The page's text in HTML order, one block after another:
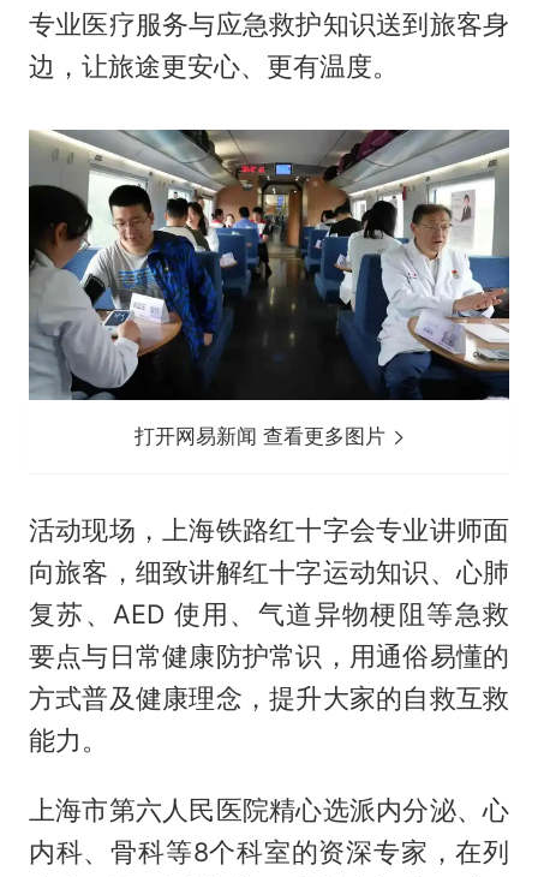
专业医疗服务与应急救护知识送到旅客身
边，让旅途更安心、更有温度。
打开网易新闻 查看更多图片
活动现场，上海铁路红十字会专业讲师面
向旅客，细致讲解红十字运动知识、心肺
复苏、AED 使用、气道异物梗阻等急救
要点与日常健康防护常识，用通俗易懂的
方式普及健康理念，提升大家的自救互救
能力。
上海市第六人民医院精心选派内分泌、心
内科、骨科等8个科室的资深专家，在列